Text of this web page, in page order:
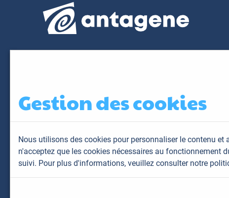
Gestion des cookies
Nous utilisons des cookies pour personnaliser le contenu
n'acceptez que les cookies nécessaires au fonctionnement
suivi. Pour plus d'informations, veuillez consulter notre